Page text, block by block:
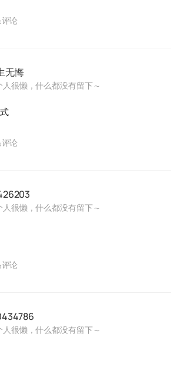
论
无悔
人很懒，什么都没有留下～
论
人很懒，什么都没有留下～
论
人很懒，什么都没有留下～